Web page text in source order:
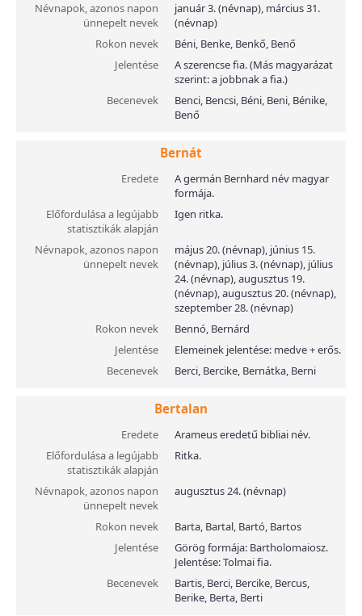
Névnapok, azonos napon
ünnepelt nevek
január 3. (névnap), március 31.
(névnap)
Rokon nevek
Béni, Benke, Benkő, Benő
Jelentése
A szerencse fia. (Más magyarázat
szerint: a jobbnak a fia.)
Becenevek
Benci, Bencsi, Béni, Beni, Bénike,
Benő
Bernát
Eredete
A germán Bernhard név magyar
formája.
Előfordulása a legújabb
statisztikák alapján
Igen ritka.
Névnapok, azonos napon
ünnepelt nevek
május 20. (névnap), június 15.
(névnap), július 3. (névnap), július
24. (névnap), augusztus 19.
(névnap), augusztus 20. (névnap),
szeptember 28. (névnap)
Rokon nevek
Bennó, Bernárd
Jelentése
Elemeinek jelentése: medve + erős.
Becenevek
Berci, Bercike, Bernátka, Berni
Bertalan
Eredete
Arameus eredetű bibliai név.
Előfordulása a legújabb
statisztikák alapján
Ritka.
Névnapok, azonos napon
ünnepelt nevek
augusztus 24. (névnap)
Rokon nevek
Barta, Bartal, Bartó, Bartos
Jelentése
Görög formája: Bartholomaiosz.
Jelentése: Tolmai fia.
Becenevek
Bartis, Berci, Bercike, Bercus,
Berike, Berta, Berti